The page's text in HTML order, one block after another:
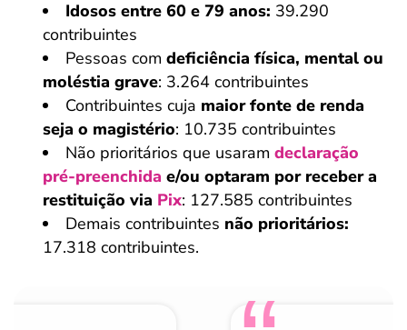
Idosos entre 60 e 79 anos: 39.290
contribuintes
Pessoas com deficiência física, mental ou
moléstia grave: 3.264 contribuintes
Contribuintes cuja maior fonte de renda
seja o magistério: 10.735 contribuintes
Não prioritários que usaram declaração
pré-preenchida e/ou optaram por receber a
restituição via Pix: 127.585 contribuintes
Demais contribuintes não prioritários:
17.318 contribuintes.